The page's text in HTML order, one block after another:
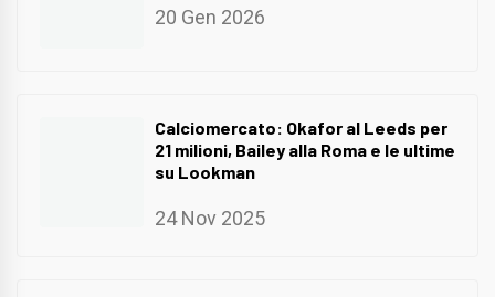
20 Gen 2026
Calciomercato: Okafor al Leeds per
21 milioni, Bailey alla Roma e le ultime
su Lookman
24 Nov 2025